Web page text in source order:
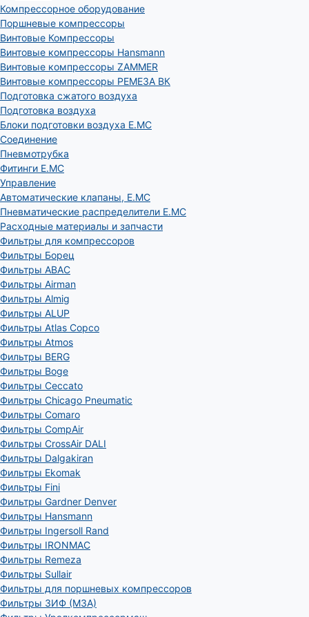
Компрессорное оборудование
Поршневые компрессоры
Винтовые Компрессоры
Винтовые компрессоры Hansmann
Винтовые компрессоры ZAMMER
Винтовые компрессоры РЕМЕЗА ВК
Подготовка сжатого воздуха
Подготовка воздуха
Блоки подготовки воздуха E.MC
Соединение
Пневмотрубка
Фитинги E.MC
Управление
Автоматические клапаны, Е.МС
Пневматические распределители E.MC
Расходные материалы и запчасти
Фильтры для компрессоров
Фильтры Борец
Фильтры ABAC
Фильтры Airman
Фильтры Almig
Фильтры ALUP
Фильтры Atlas Copco
Фильтры Atmos
Фильтры BERG
Фильтры Boge
Фильтры Ceccato
Фильтры Chicago Pneumatic
Фильтры Comaro
Фильтры CompAir
Фильтры CrossAir DALI
Фильтры Dalgakiran
Фильтры Ekomak
Фильтры Fini
Фильтры Gardner Denver
Фильтры Hansmann
Фильтры Ingersoll Rand
Фильтры IRONMAC
Фильтры Remeza
Фильтры Sullair
Фильтры для поршневых компрессоров
Фильтры ЗИФ (МЗА)